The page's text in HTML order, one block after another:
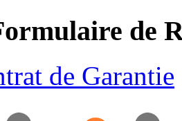
de
de Garantie